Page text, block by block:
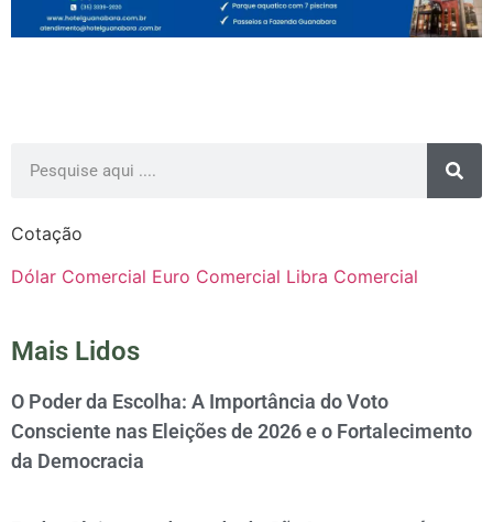
Cotação
Dólar Comercial Euro Comercial Libra Comercial
Mais Lidos
O Poder da Escolha: A Importância do Voto
Consciente nas Eleições de 2026 e o Fortalecimento
da Democracia